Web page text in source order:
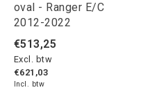
oval - Ranger E/C
2012-2022
€513,25
Excl. btw
€621,03
Incl. btw